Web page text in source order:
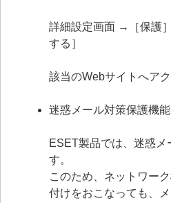
詳細設定画面 →［保護
する］
該当のWebサイトへア
迷惑メール対策保護機
ESET製品では、迷惑
す。
このため、ネットワー
付けをおこなっても、